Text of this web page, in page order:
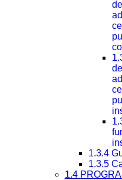
1.3.4
1.3.5
1.4